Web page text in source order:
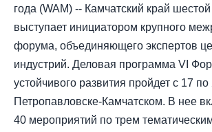
года (WAM) -- Камчатский край
выступает инициатором крупного
форума, объединяющего экспертов
индустрий. Деловая программа VI
устойчивого развития пройдет с 17
Петропавловске-Камчатском. В нее
40 мероприятий по трем